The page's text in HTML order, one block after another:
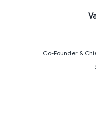
Co-Founder &